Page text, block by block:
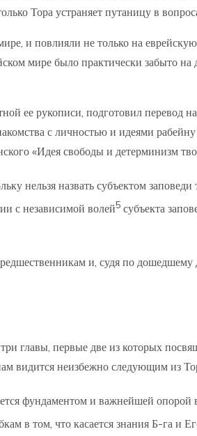
Тора устраняет путаницу в
и повлияли не только на
мире было практически забыто
ее рукописи, подготовил перевод
с личностью и идеями
«Идея свободы и детерминизм
нельзя назвать субъектом
с независимой волей5 субъекта
и, судя по дошедшему
главы, первые две из которых
видится неизбежно следующим из
фундаментом и важнейшей опорой
в том, что касается знания Б-га и